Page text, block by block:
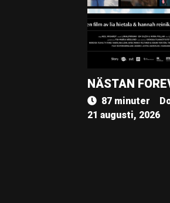
NÄSTAN
87 minuter
21 augusti, 2026